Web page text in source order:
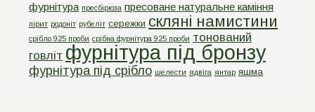
фурнітура пресбірюза пресоване натуральне каміння
пірит родоніт рубеліт сережки скляні намистини
срiбло 925 проби срiбна фурнiтура 925 проби тонований
говліт фурнітура під бронзу
фурнітура під срібло шелести ядвіга янтар яшма